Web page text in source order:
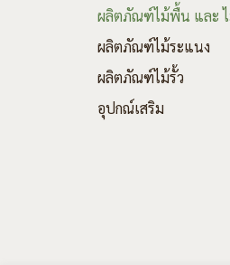
ผลิตภัณฑ์ไม้พื้น และ
ผลิตภัณฑ์ไม้ระแนง
ผลิตภัณฑ์ไม้รั้ว
อุปกณ์เสริม